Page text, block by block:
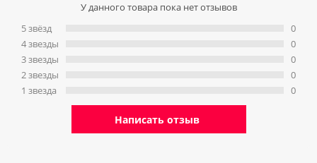
У данного товара пока нет отзывов
5 звёзд
4 звeзды
3 звeзды
2 звeзды
1 звeзда
0
0
0
0
0
Написать отзыв